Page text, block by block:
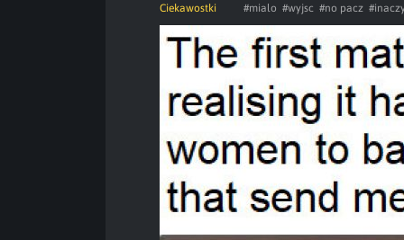
Ciekawostki #mialo #wyjsc #no pacz